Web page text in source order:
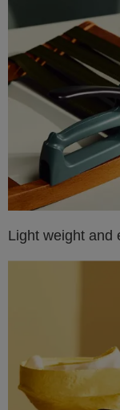
Light weight and